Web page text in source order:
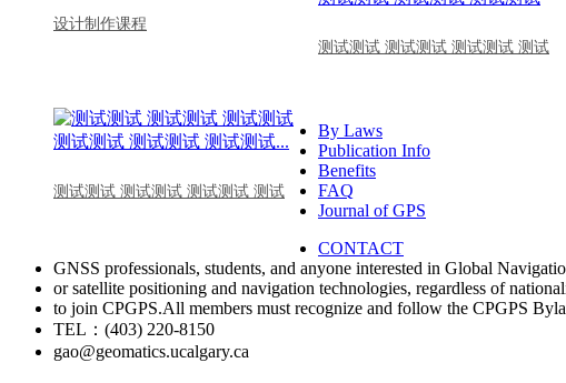
设计制作课程
测试测试 测试测试 测试测试 测试
测试测试 测试测试 测试测试 测试
By Laws
Publication Info
Benefits
FAQ
Journal of GPS
CONTACT
GNSS professionals, students, and anyone interested in Global
or satellite positioning and navigation technologies, regardless of
to join CPGPS.All members must recognize and follow the CPGPS
TEL：(403) 220-8150
gao@geomatics.ucalgary.ca